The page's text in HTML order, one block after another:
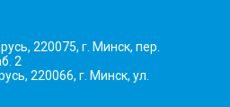
220075, г. Минск, пер.
2
220066, г. Минск, ул.